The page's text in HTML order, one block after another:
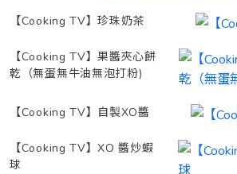
【Cooking TV】珍珠奶茶
【Cooking TV】果醬夾心餅
乾（無蛋無牛油無泡打粉)
【Cooking TV】自製XO醬
【Cooking TV】XO 醬炒蝦
球